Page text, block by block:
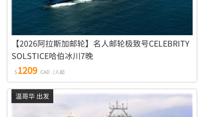
【2026阿拉斯加邮轮】名人邮轮极致号CELEBRITY
SOLSTICE哈伯冰川7晚
$1209 CAD /人起
温哥华 出发